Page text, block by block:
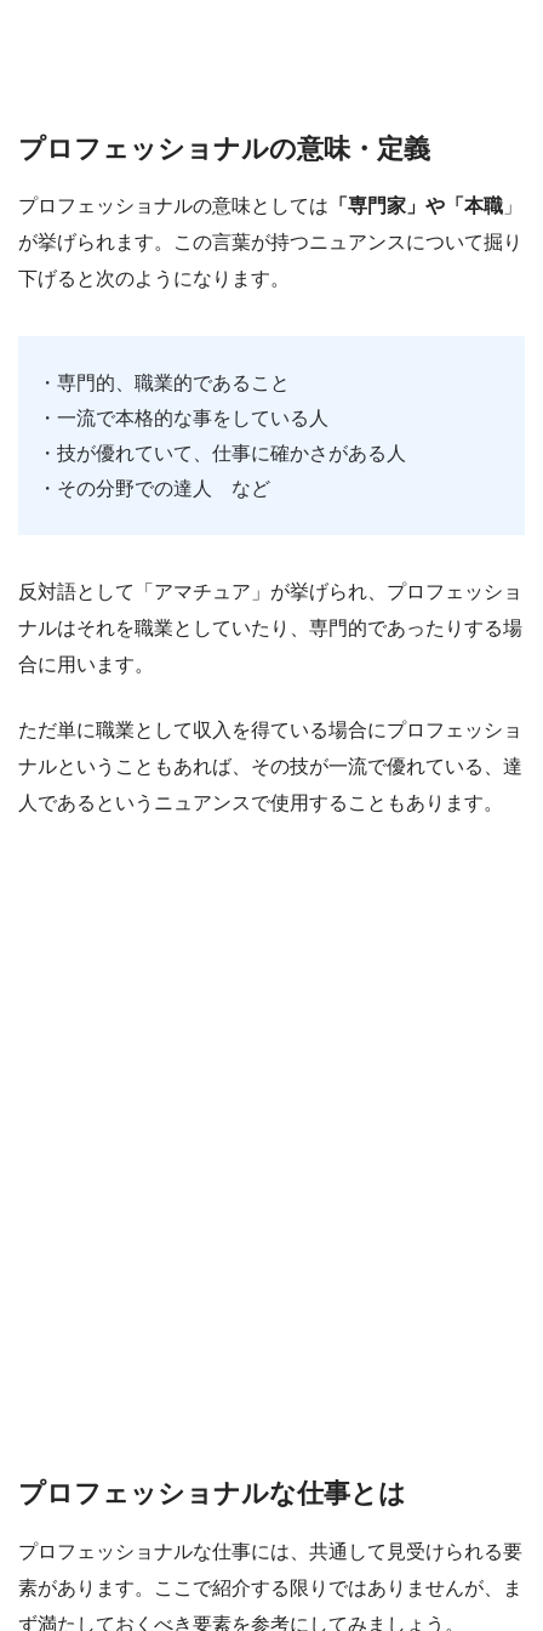
プロフェッショナルの意味・定義
プロフェッショナルの意味としては 「専門家」や「本職 」
が挙げられます。この言葉が持つニュアンスについて掘り
下げると次のようになります。
・専門的、職業的であること
・一流で本格的な事をしている人
・技が優れていて、仕事に確かさがある人
・その分野での達人 など
反対語として「アマチュア」が挙げられ、プロフェッショ
ナルはそれを職業としていたり、専門的であったりする場
合に用います。
ただ単に職業として収入を得ている場合にプロフェッショ
ナルということもあれば、その技が一流で優れている、達
人であるというニュアンスで使用することもあります。
プロフェッショナルな仕事とは
プロフェッショナルな仕事には、共通して見受けられる要
素があります。ここで紹介する限りではありませんが、ま
ず満たしておくべき要素を参考にしてみましょう。